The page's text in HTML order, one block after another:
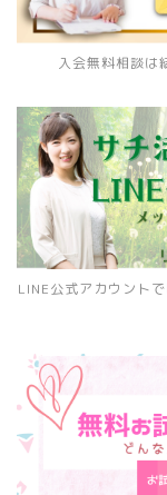
入会無料相談は
LINE公式アカウント